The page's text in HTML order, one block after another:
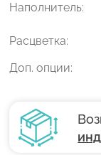
Наполнитель:
Расцветка:
Доп. опции: